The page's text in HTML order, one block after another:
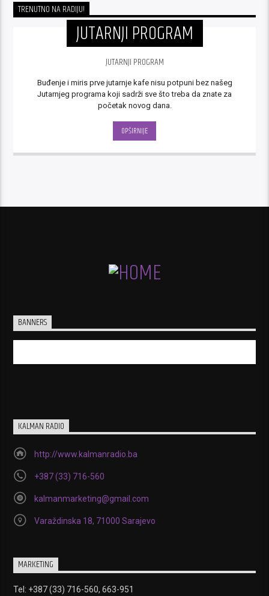
TRENUTNO NA RADIJU!
JUTARNJI PROGRAM
JUTARNJI PROGRAM
Buđenje i miris prve jutarnje kafe nisu potpuni bez našeg
Jutarnjeg programa koji sadrži sve što treba da znate za
početak novog dana.
OPŠIRNIJE
BANNERS
KALMAN RADIO
http://www.kalmanradio.ba
+387 (33) 716-560
kalmanmarketing@gmail.com
Varaždinska 18, 71000 Sarajevo
MARKETING
Tel: +387 (33) 716-560, 663-951